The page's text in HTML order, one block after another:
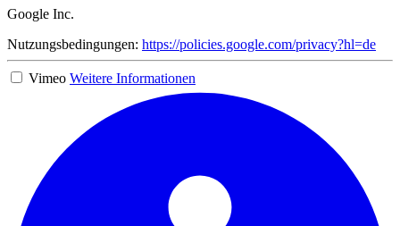
Google Inc.
Nutzungsbedingungen: https://policies.google.com/privacy?hl=de
Vimeo Weitere Informationen